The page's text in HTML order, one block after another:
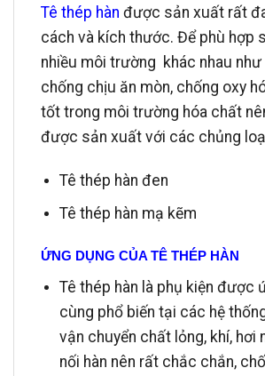
Tê thép hàn được sản xuất rất
cách và kích thước. Để phù hợp
nhiều môi trường khác nhau như
chống chịu ăn mòn, chống oxy
tốt trong môi trường hóa chất
được sản xuất với các chủng
Tê thép hàn đen
Tê thép hàn mạ kẽm
ỨNG DỤNG CỦA TÊ THÉP HÀN
Tê thép hàn là phụ kiện được
cùng phổ biến tại các hệ
vận chuyển chất lỏng, khí, hơi
nối hàn nên rất chắc chắn,